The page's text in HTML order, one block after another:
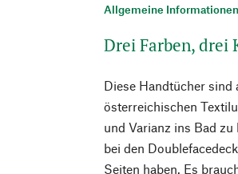
Allgemeine Informationen
Drei Farben, drei
Diese Handtücher sind
österreichischen
und Varianz ins Bad
bei den
Seiten haben. Es